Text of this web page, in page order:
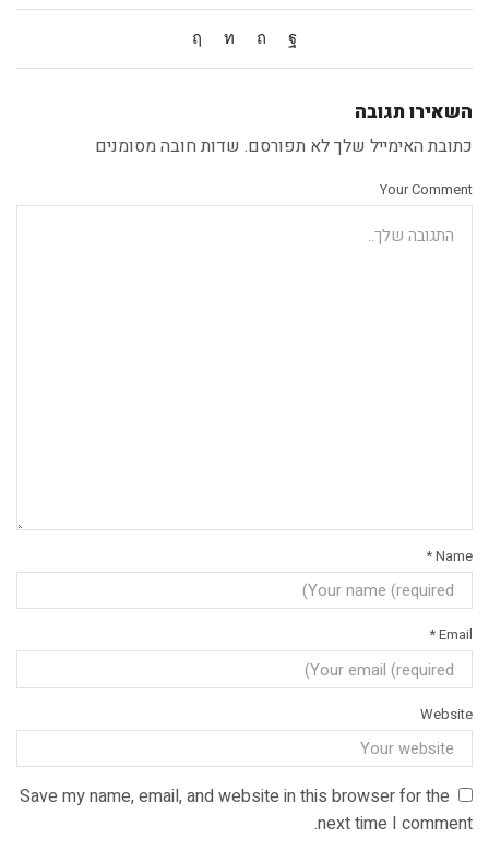
השאירו תגובה
כתובת האימייל שלך לא תפורסם. שדות חובה מסומנים
Your Comment
Name
*
Email
*
Website
Save my name, email, and website in this browser for the
next time I comment.